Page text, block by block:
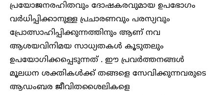
പ്രയോജനരഹിതവും ദോഷകരവുമായ ഉപഭോഗം
വർധിപ്പിക്കാനുള്ള പ്രചാരണവും പരസ്യവും
പ്രോത്സാഹിപ്പിക്കുന്നത്തിനും ആണ് നവ
ആശയവിനിമയ സാധ്യതകൾ കൂടുതലും
ഉപയോഗിക്കപ്പെടുന്നത് . ഈ പ്രവർത്തനങ്ങൾ
മൂലധന ശക്തികൾക്ക് തങ്ങളെ സേവിക്കുന്നവരുടെ
ആഡംബര ജീവിതശൈലികളെ